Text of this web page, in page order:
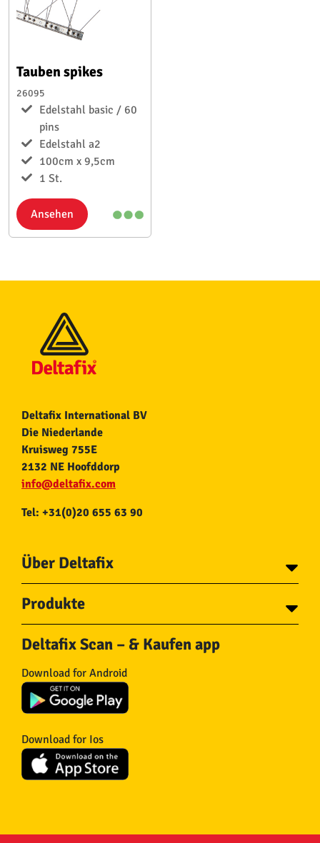
Tauben spikes
26095
Edelstahl basic / 60
pins
Edelstahl a2
100cm x 9,5cm
1 St.
Ansehen
Deltafix International BV
Die Niederlande
Kruisweg 755E
2132 NE Hoofddorp
info@deltafix.com
Tel: +31(0)20 655 63 90
Über Deltafix
Kontakt
Produkte
Schrauben
Bolzen
Drahtnägel
Dübel
Beschläge
Haken
Eisenwaren
Räder
Seile
Deltafix Scan – & Kaufen app
Download for Android
Download for Ios